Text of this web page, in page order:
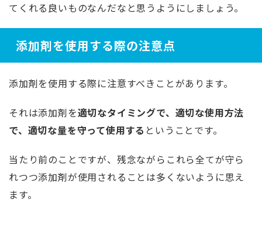
てくれる良いものなんだなと思うようにしましょう。
添加剤を使用する際の注意点
添加剤を使用する際に注意すべきことがあります。
それは添加剤を適切なタイミングで、適切な使用方法
で、適切な量を守って使用する ということです。
当たり前のことですが、残念ながらこれら全てが守ら
れつつ添加剤が使用されることは多くないように思え
ます。